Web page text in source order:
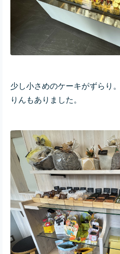
少し小さめのケーキがずらり
りんもありました。